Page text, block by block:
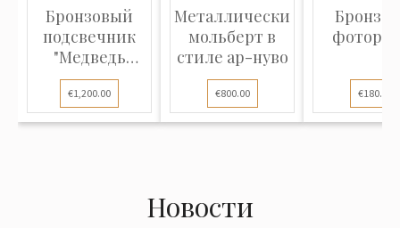
Бронзовый
подсвечник
"Медведь
лезет на
дерево...
€1,200.00
Металлический
мольберт в
стиле ар-нуво
€800.00 €180.00
Новости